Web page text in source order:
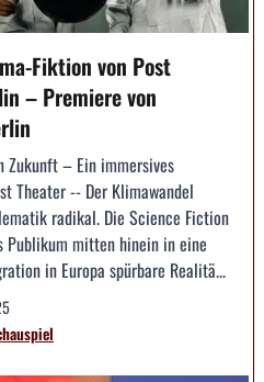
Fiktion von Post
– Premiere von
Zukunft – Ein immersives
Theater -- Der Klimawandel
radikal. Die Science Fiction
Publikum mitten hinein in eine
in Europa spürbare Realitä...